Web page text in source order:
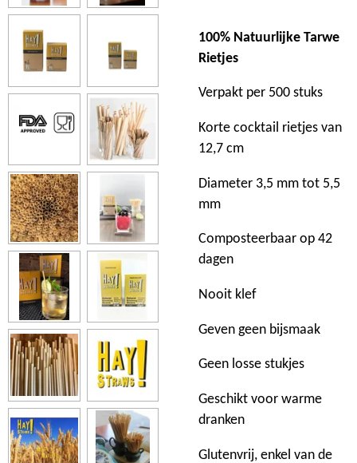
100% Natuurlijke Tarwe
Rietjes
Verpakt per 500 stuks
Korte cocktail rietjes van
12,7 cm
Diameter 3,5 mm tot 5,5
mm
Composteerbaar op 42
dagen
Nooit klef
Geven geen bijsmaak
Geen losse stukjes
Geschikt voor warme
dranken
Glutenvrij, enkel van de